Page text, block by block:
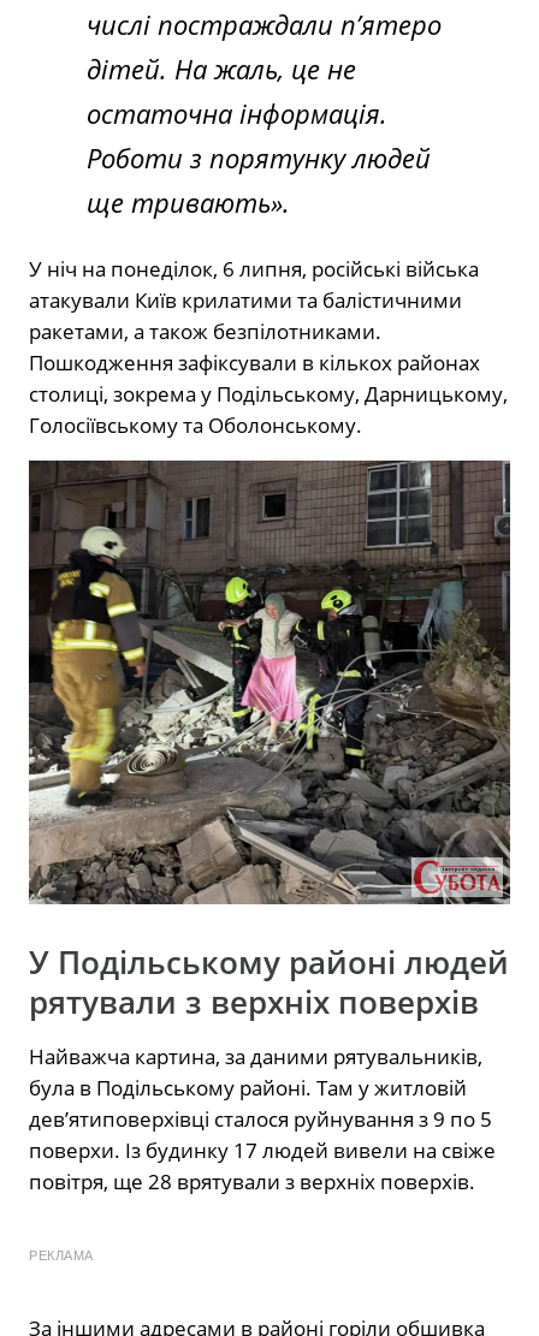
числі постраждали пʼятеро
дітей. На жаль, це не
остаточна інформація.
Роботи з порятунку людей
ще тривають».
У ніч на понеділок, 6 липня, російські війська
атакували Київ крилатими та балістичними
ракетами, а також безпілотниками.
Пошкодження зафіксували в кількох районах
столиці, зокрема у Подільському, Дарницькому,
Голосіївському та Оболонському.
У Подільському районі людей
рятували з верхніх поверхів
Найважча картина, за даними рятувальників,
була в Подільському районі. Там у житловій
дев’ятиповерхівці сталося руйнування з 9 по 5
поверхи. Із будинку 17 людей вивели на свіже
повітря, ще 28 врятували з верхніх поверхів.
РЕКЛАМА
За іншими адресами в районі горіли обшивка